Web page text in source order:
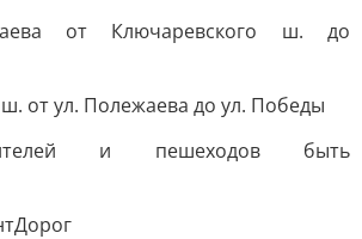
от Ключаревского ш. до
от ул. Полежаева до ул. Победы
и пешеходов быть